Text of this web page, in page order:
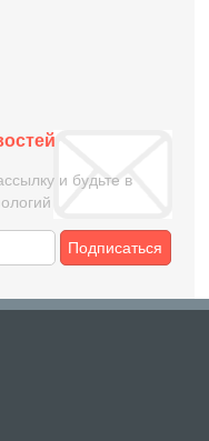
и будьте в
Подписаться